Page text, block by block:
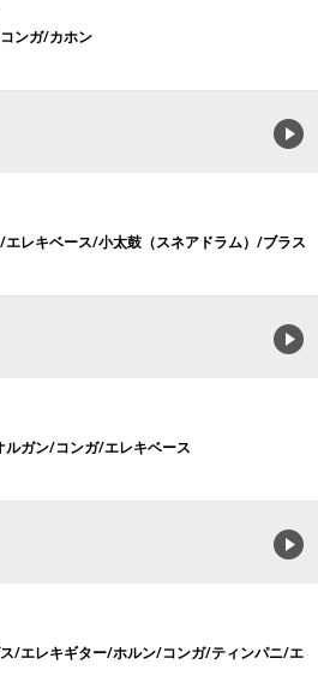
ンガ/カホン
エレキベース/小太鼓（スネアドラム）/ブラス
ガン/コンガ/エレキベース
/エレキギター/ホルン/コンガ/ティンパニ/エ